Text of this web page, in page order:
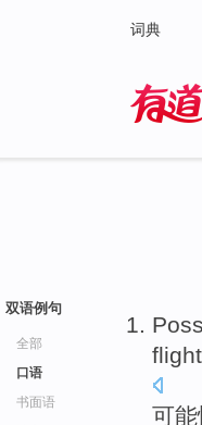
词典
双语例句
全部
口语
书面语
flight
可能